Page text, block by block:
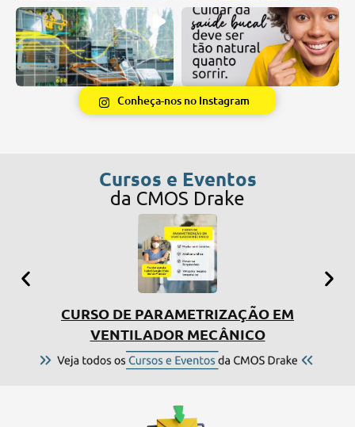
Conheça-nos no Instagram
Cursos e Eventos
da CMOS Drake
CURSO DE PARAMETRIZAÇÃO EM
VENTILADOR MECÂNICO